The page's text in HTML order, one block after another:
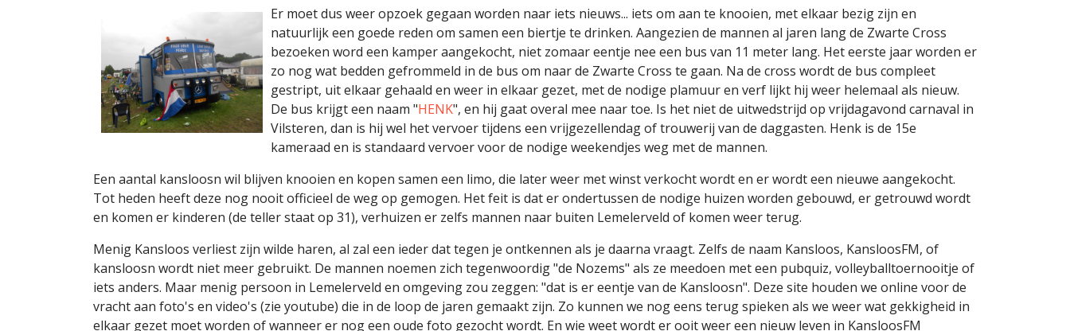
Er moet dus weer opzoek gegaan worden naar iets nieuws... iets om aan te knooien, met elkaar bezig zijn en
natuurlijk een goede reden om samen een biertje te drinken. Aangezien de mannen al jaren lang de Zwarte Cross
bezoeken word een kamper aangekocht, niet zomaar eentje nee een bus van 11 meter lang. Het eerste jaar worden er
zo nog wat bedden gefrommeld in de bus om naar de Zwarte Cross te gaan. Na de cross wordt de bus compleet
gestript, uit elkaar gehaald en weer in elkaar gezet, met de nodige plamuur en verf lijkt hij weer helemaal als nieuw.
De bus krijgt een naam "HENK", en hij gaat overal mee naar toe. Is het niet de uitwedstrijd op vrijdagavond carnaval in
Vilsteren, dan is hij wel het vervoer tijdens een vrijgezellendag of trouwerij van de daggasten. Henk is de 15e
kameraad en is standaard vervoer voor de nodige weekendjes weg met de mannen.
Een aantal kansloosn wil blijven knooien en kopen samen een limo, die later weer met winst verkocht wordt en er wordt een nieuwe aangekocht.
Tot heden heeft deze nog nooit officieel de weg op gemogen. Het feit is dat er ondertussen de nodige huizen worden gebouwd, er getrouwd wordt
en komen er kinderen (de teller staat op 31), verhuizen er zelfs mannen naar buiten Lemelerveld of komen weer terug.
Menig Kansloos verliest zijn wilde haren, al zal een ieder dat tegen je ontkennen als je daarna vraagt. Zelfs de naam Kansloos, KansloosFM, of
kansloosn wordt niet meer gebruikt. De mannen noemen zich tegenwoordig "de Nozems" als ze meedoen met een pubquiz, volleyballtoernooitje of
iets anders. Maar menig persoon in Lemelerveld en omgeving zou zeggen: "dat is er eentje van de Kansloosn". Deze site houden we online voor de
vracht aan foto's en video's (zie youtube) die in de loop de jaren gemaakt zijn. Zo kunnen we nog eens terug spieken als we weer wat gekkigheid in
elkaar gezet moet worden of wanneer er nog een oude foto gezocht wordt. En wie weet wordt er ooit weer een nieuw leven in KansloosFM